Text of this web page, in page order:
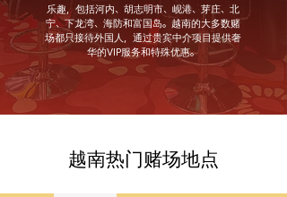
乐趣，包括河内、胡志明市、岘港、芽庄、北
宁、下龙湾、海防和富国岛。越南的大多数赌
场都只接待外国人，通过贵宾中介项目提供奢
华的VIP服务和特殊优惠。
越南热门赌场地点